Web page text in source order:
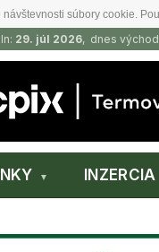
súbory cookie.
29. júl 2026, dnes východ
INZERCIA